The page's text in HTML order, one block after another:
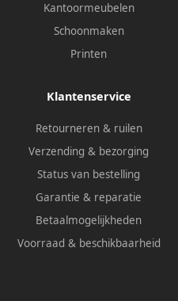
Kantoormeubelen
Schoonmaken
Printen
Klantenservice
Retourneren & ruilen
Verzending & bezorging
Status van bestelling
Garantie & reparatie
Betaalmogelijkheden
Voorraad & beschikbaarheid